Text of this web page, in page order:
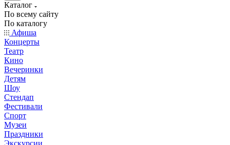
Каталог
По всему сайту
По каталогу
Афиша
Концерты
Театр
Кино
Вечеринки
Детям
Шоу
Стендап
Фестивали
Спорт
Музеи
Праздники
Экскурсии